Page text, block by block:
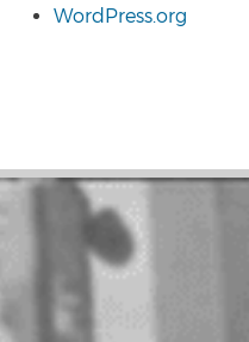
WordPress.org